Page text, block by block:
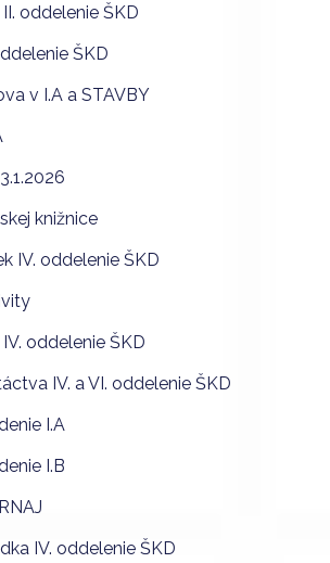
oddelenie ŠKD
ŠKD
v I.A a STAVBY
knižnice
IV. oddelenie ŠKD
oddelenie ŠKD
IV. a VI. oddelenie ŠKD
I.A
I.B
IV. oddelenie ŠKD